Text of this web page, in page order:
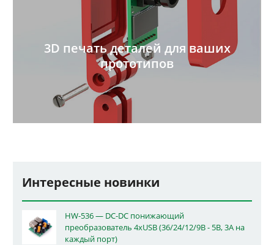
3D печать деталей для ваших
прототипов
Интересные новинки
HW-536 — DC-DC понижающий
преобразователь 4xUSB (36/24/12/9В - 5В, 3А на
каждый порт)